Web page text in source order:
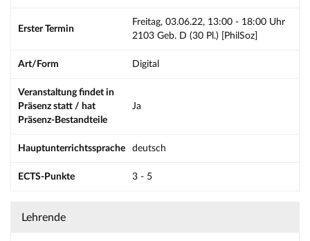
Erster Termin
Freitag, 03.06.22, 13:00 - 18:00 Uhr
2103 Geb. D (30 Pl.) [PhilSoz]
Art/Form Digital
Veranstaltung findet in
Präsenz statt / hat
Präsenz-Bestandteile
Ja
Hauptunterrichtssprache deutsch
ECTS-Punkte 3 - 5
Lehrende